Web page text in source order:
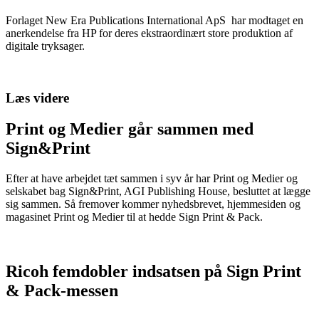
Forlaget New Era Publications International ApS har modtaget en
anerkendelse fra HP for deres ekstraordinært store produktion af
digitale tryksager.
Læs videre
Print og Medier går sammen med
Sign&Print
Efter at have arbejdet tæt sammen i syv år har Print og Medier og
selskabet bag Sign&Print, AGI Publishing House, besluttet at lægge
sig sammen. Så fremover kommer nyhedsbrevet, hjemmesiden og
magasinet Print og Medier til at hedde Sign Print & Pack.
Ricoh femdobler indsatsen på Sign Print
& Pack-messen